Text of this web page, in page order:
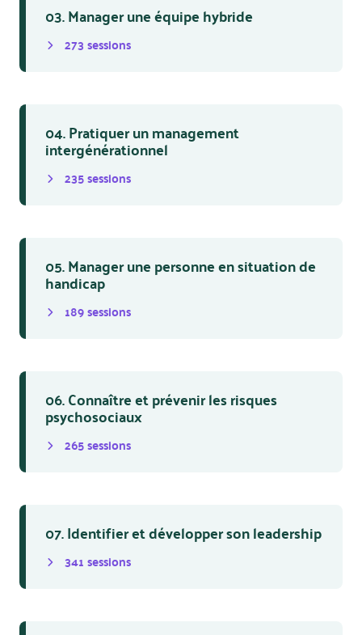
03. Manager une équipe hybride
273sessions
04. Pratiquer un management
intergénérationnel
235sessions
05. Manager une personne en situation de
handicap
189sessions
06. Connaître et prévenir les risques
psychosociaux
265sessions
07. Identifier et développer son leadership
341sessions